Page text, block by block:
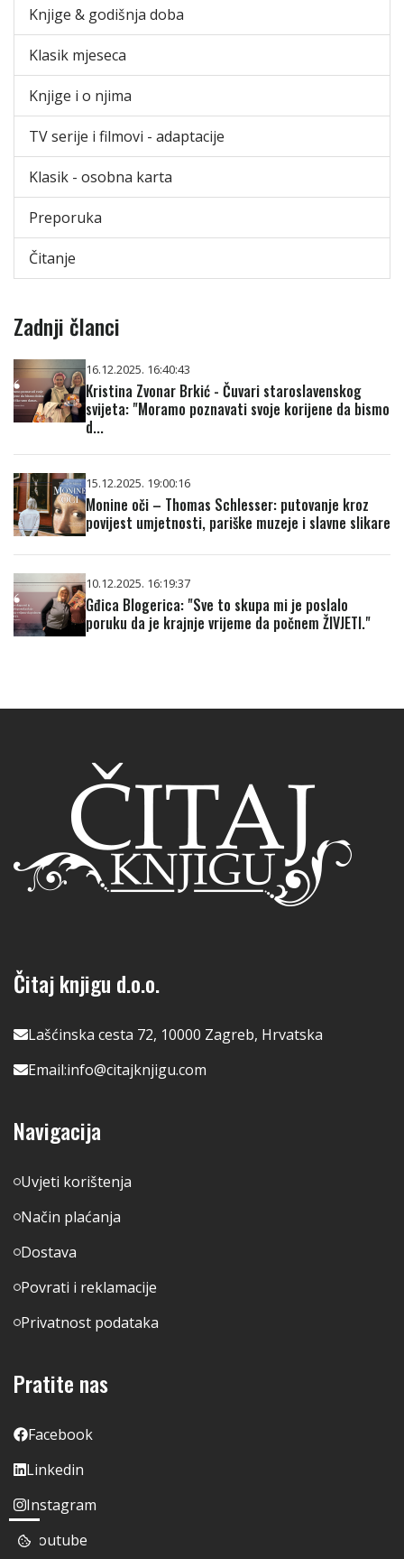
Knjige & godišnja doba
Klasik mjeseca
Knjige i o njima
TV serije i filmovi - adaptacije
Klasik - osobna karta
Preporuka
Čitanje
Zadnji članci
16.12.2025. 16:40:43
Kristina Zvonar Brkić - Čuvari staroslavenskog
svijeta: "Moramo poznavati svoje korijene da bismo
d...
15.12.2025. 19:00:16
Monine oči – Thomas Schlesser: putovanje kroz
povijest umjetnosti, pariške muzeje i slavne slikare
10.12.2025. 16:19:37
Gđica Blogerica: "Sve to skupa mi je poslalo
poruku da je krajnje vrijeme da počnem ŽIVJETI."
Čitaj knjigu d.o.o.
Lašćinska cesta 72, 10000 Zagreb, Hrvatska
Email:info@citajknjigu.com
Navigacija
Uvjeti korištenja
Način plaćanja
Dostava
Povrati i reklamacije
Privatnost podataka
Pratite nas
Facebook
Linkedin
Instagram
Youtube